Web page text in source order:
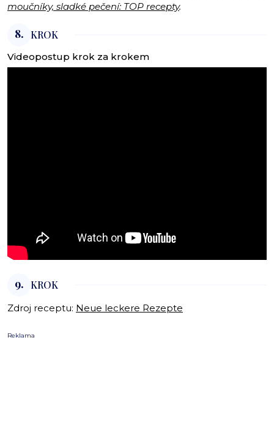
moučníky, sladké pečení: TOP recepty.
8. KROK
Videopostup krok za krokem
9. KROK
Zdroj receptu: Neue leckere Rezepte
Reklama